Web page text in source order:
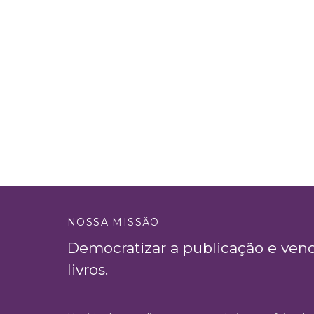
NOSSA MISSÃO
Democratizar a publicação e
livros.